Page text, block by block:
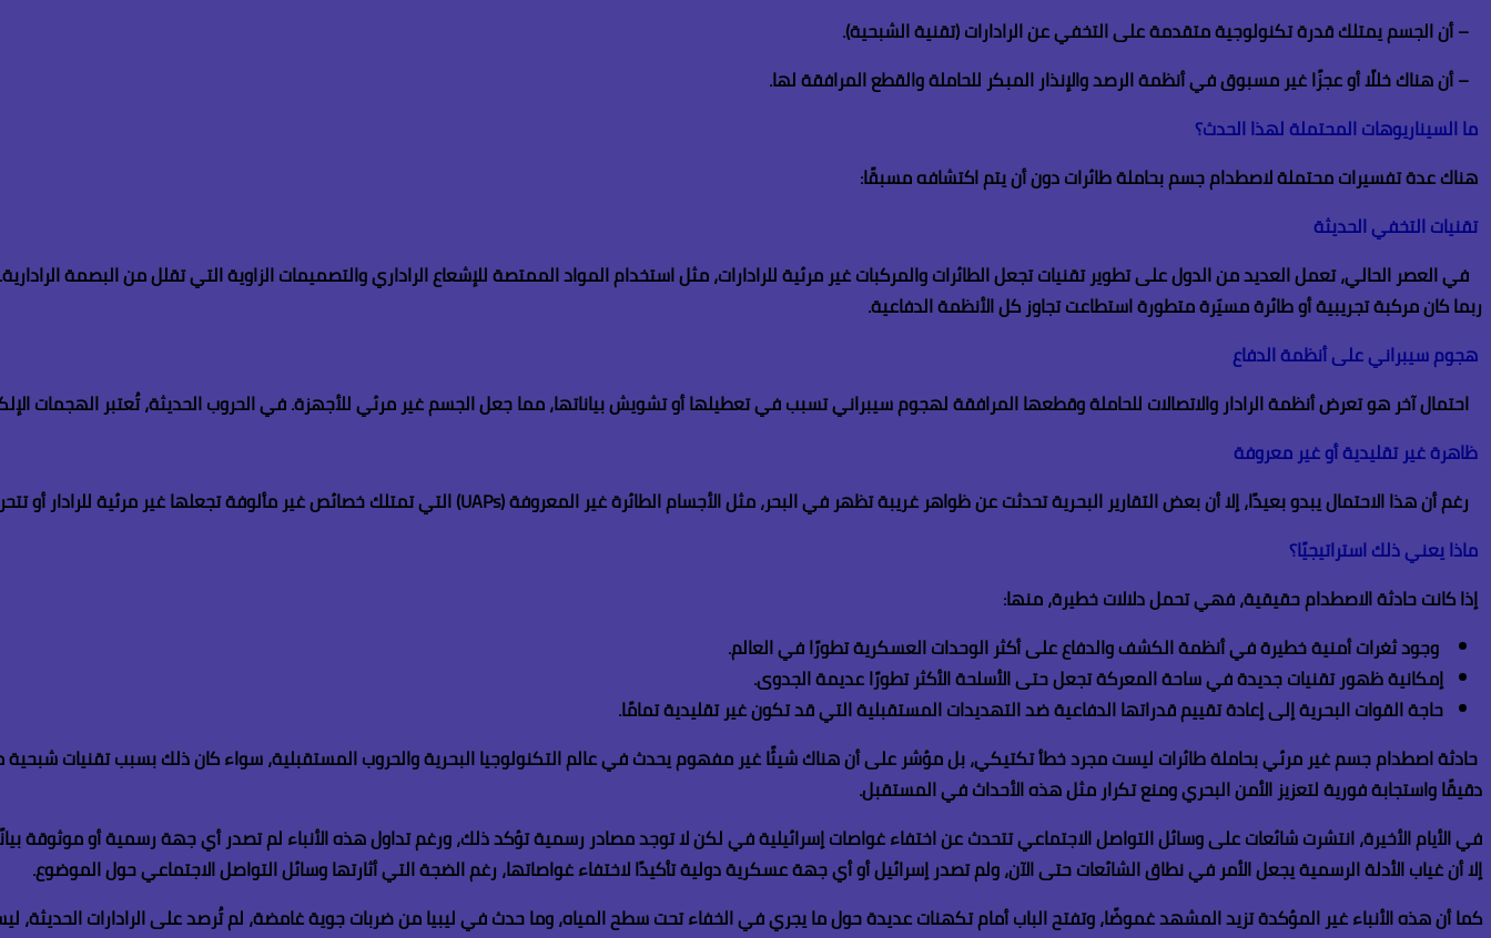
–أن الجسم يمتلك قدرة تكنولوجية متقدمة على التخفي عن الرادارات (تقنية الشبحية).
–أن هناك خللًا أو عجزًا غير مسبوق في أنظمة الرصد والإنذار المبكر للحاملة والقطع المرافقة لها.
ما السيناريوهات المحتملة لهذا الحدث؟
هناك عدة تفسيرات محتملة لاصطدام جسم بحاملة طائرات دون أن يتم اكتشافه مسبقًا:
تقنيات التخفي الحديثة
في العصر الحالي، تعمل العديد من الدول على تطوير تقنيات تجعل الطائرات والمركبات غير مرئية للرادارات، مثل استخدام المواد الممتصة للإشعاع الراداري والتصميمات الزاوية التي تقلل من البصمة
ربما كان مركبة تجريبية أو طائرة مسيّرة متطورة استطاعت تجاوز كل الأنظمة الدفاعية.
هجوم سيبراني على أنظمة الدفاع
احتمال آخر هو تعرض أنظمة الرادار والاتصالات للحاملة وقطعها المرافقة لهجوم سيبراني تسبب في تعطيلها أو تشويش بياناتها، مما جعل الجسم غير مرئي للأجهزة. في الحروب الحديثة، تُعتبر الهجمات
ظاهرة غير تقليدية أو غير معروفة
رغم أن هذا الاحتمال يبدو بعيدًا، إلا أن بعض التقارير البحرية تحدثت عن ظواهر غريبة تظهر في البحر، مثل الأجسام الطائرة غير المعروفة(UAPs)
التي تمتلك خصائص غير مألوفة تجعلها غير مرئية للرادار أو
ماذا يعني ذلك استراتيجيًا؟
إذا كانت حادثة الاصطدام حقيقية، فهي تحمل دلالات خطيرة، منها:
وجود ثغرات أمنية خطيرة في أنظمة الكشف والدفاع على أكثر الوحدات العسكرية تطورًا في العالم.
إمكانية ظهور تقنيات جديدة في ساحة المعركة تجعل حتى الأسلحة الأكثر تطورًا عديمة الجدوى.
حاجة القوات البحرية إلى إعادة تقييم قدراتها الدفاعية ضد التهديدات المستقبلية التي قد تكون غير تقليدية تمامًا.
حادثة اصطدام جسم غير مرئي بحاملة طائرات ليست مجرد خطأ تكتيكي، بل مؤشر على أن هناك شيئًا غير مفهوم يحدث في عالم التكنولوجيا البحرية والحروب المستقبلية، سواء كان ذلك بسبب تقنيات شبحية
دقيقًا واستجابة فورية لتعزيز الأمن البحري ومنع تكرار مثل هذه الأحداث في المستقبل.
في الأيام الأخيرة، انتشرت شائعات على وسائل التواصل الاجتماعي تتحدث عن اختفاء غواصات إسرائيلية في لكن لا توجد مصادر رسمية تؤكد ذلك، ورغم تداول هذه الأنباء لم تصدر أي جهة رسمية أو موثوقة
إلا أن غياب الأدلة الرسمية يجعل الأمر في نطاق الشائعات حتى الآن، ولم تصدر إسرائيل أو أي جهة عسكرية دولية تأكيدًا لاختفاء غواصاتها، رغم الضجة التي أثارتها وسائل التواصل الاجتماعي حول الموضوع.
كما أن هذه الأنباء غير المؤكدة تزيد المشهد غموضًا، وتفتح الباب أمام تكهنات عديدة حول ما يجري في الخفاء تحت سطح المياه، وما حدث في ليبيا من ضربات جوية غامضة، لم تُرصد على الرادارات